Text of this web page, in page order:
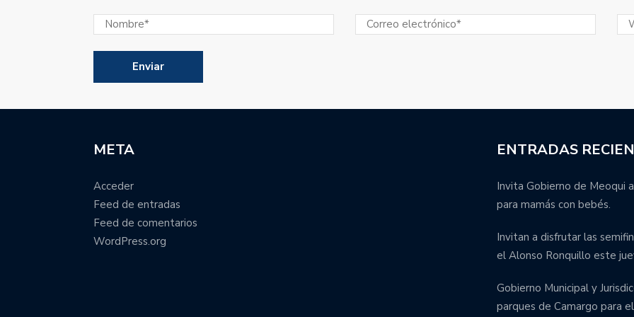
META
Acceder
Feed de entradas
Feed de comentarios
WordPress.org
ENTRADAS
Invita Gobierno de Meoqui
para mamás con bebés.
Invitan a disfrutar las
el Alonso Ronquillo este
Gobierno Municipal y
parques de Camargo para